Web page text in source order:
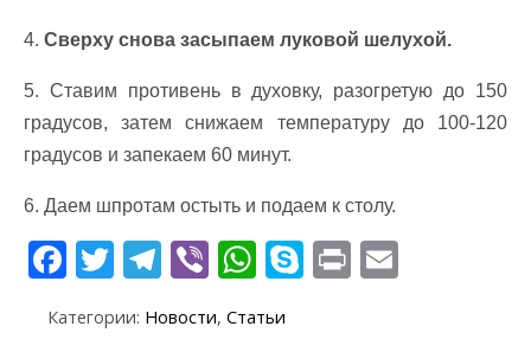
4. Сверху снова засыпаем луковой шелухой.
5. Ставим противень в духовку, разогретую до 150
градусов, затем снижаем температуру до 100-120
градусов и запекаем 60 минут.
6. Даем шпротам остыть и подаем к столу.
F T T Vi W S Pr
Категории: Новости, Статьи